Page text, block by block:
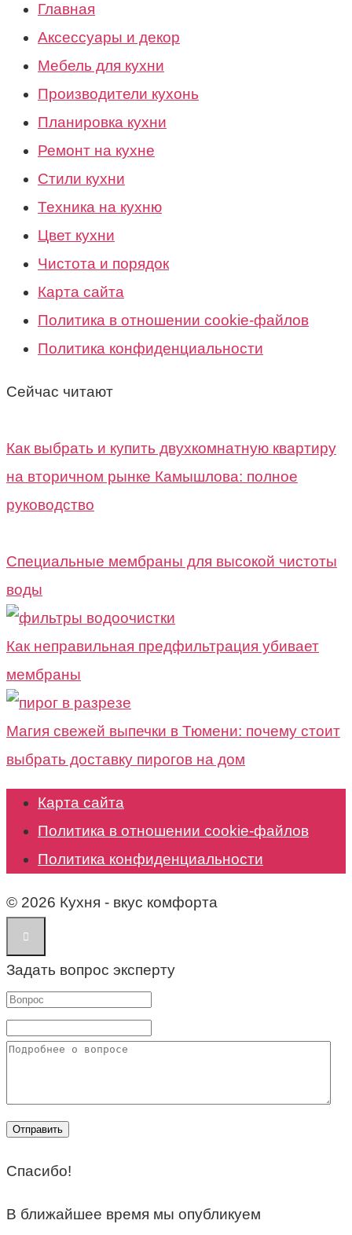
Главная
Аксессуары и декор
Мебель для кухни
Производители кухонь
Планировка кухни
Ремонт на кухне
Стили кухни
Техника на кухню
Цвет кухни
Чистота и порядок
Карта сайта
Политика в отношении cookie-файлов
Политика конфиденциальности
Сейчас читают
Как выбрать и купить двухкомнатную квартиру
на вторичном рынке Камышлова: полное
руководство
Специальные мембраны для высокой чистоты
воды
Как неправильная предфильтрация убивает
мембраны
Магия свежей выпечки в Тюмени: почему стоит
выбрать доставку пирогов на дом
Карта сайта
Политика в отношении cookie-файлов
Политика конфиденциальности
© 2026 Кухня - вкус комфорта
Задать вопрос эксперту
Спасибо!
В ближайшее время мы опубликуем